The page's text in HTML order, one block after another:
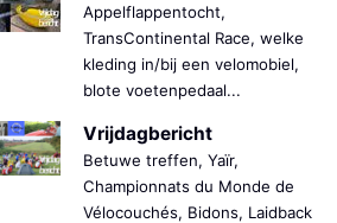
🡺
Appelflappentocht,
TransContinental Race, welke
kleding in/bij een velomobiel,
blote voetenpedaal...
Vrijdagbericht
Betuwe treffen, Yaïr,
Championnats du Monde de
Vélocouchés, Bidons, Laidback